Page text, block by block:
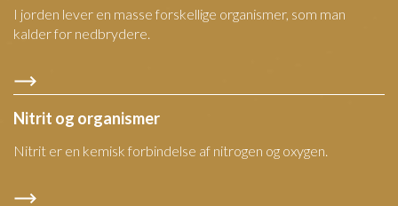
I jorden lever en masse forskellige organismer, som man
kalder for nedbrydere.
Nitrit og organismer
Nitrit er en kemisk forbindelse af nitrogen og oxygen.